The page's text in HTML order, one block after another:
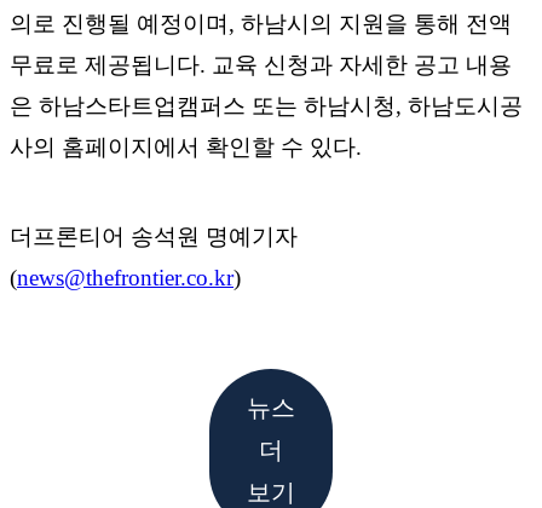
의로 진행될 예정이며, 하남시의 지원을 통해 전액
무료로 제공됩니다. 교육 신청과 자세한 공고 내용
은 하남스타트업캠퍼스 또는 하남시청, 하남도시공
사의 홈페이지에서 확인할 수 있다.
더프론티어 송석원 명예기자
(news@thefrontier.co.kr)
뉴스
더
보기